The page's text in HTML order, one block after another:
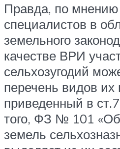
Правда, по мнению
специалистов в
земельного
качестве ВРИ
сельхозугодий
перечень видов их
приведенный в
того, ФЗ № 101
земель